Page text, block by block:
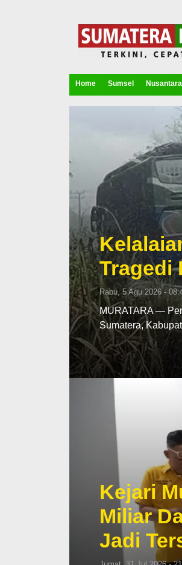
Home Sumsel Nusantara
Tragedi
Rabu, 5 Agu 2026 -
MURATARA —
Sumatera,
Kejari
Miliar
Jadi